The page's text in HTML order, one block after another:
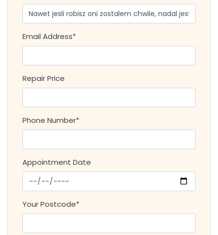
Email Address*
Repair Price
Phone Number*
Appointment Date
Your Postcode*